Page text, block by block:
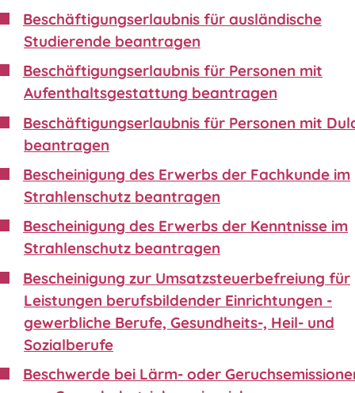
Beschäftigungserlaubnis für ausländische
Studierende beantragen
Beschäftigungserlaubnis für Personen mit
Aufenthaltsgestattung beantragen
Beschäftigungserlaubnis für Personen mit
beantragen
Bescheinigung des Erwerbs der Fachkunde im
Strahlenschutz beantragen
Bescheinigung des Erwerbs der Kenntnisse im
Strahlenschutz beantragen
Bescheinigung zur Umsatzsteuerbefreiung für
Leistungen berufsbildender Einrichtungen -
gewerbliche Berufe, Gesundheits-, Heil- und
Sozialberufe
Beschwerde bei Lärm- oder